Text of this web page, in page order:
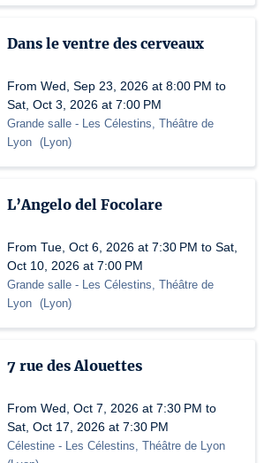
Dans le ventre des cerveaux
From Wed, Sep 23, 2026 at 8:00 PM to
Sat, Oct 3, 2026 at 7:00 PM
Grande salle - Les Célestins, Théâtre de
Lyon (Lyon)
L’Angelo del Focolare
From Tue, Oct 6, 2026 at 7:30 PM to Sat,
Oct 10, 2026 at 7:00 PM
Grande salle - Les Célestins, Théâtre de
Lyon (Lyon)
7 rue des Alouettes
From Wed, Oct 7, 2026 at 7:30 PM to
Sat, Oct 17, 2026 at 7:30 PM
Célestine - Les Célestins, Théâtre de Lyon